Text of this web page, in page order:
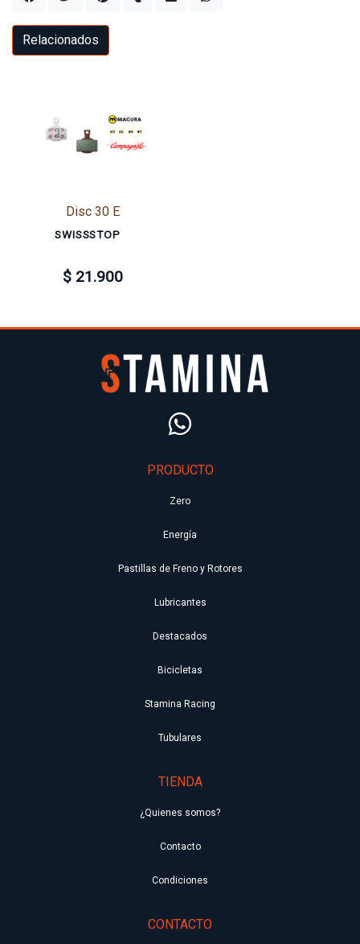
Disc 30 E
SWISSSTOP
$ 21.900
Relacionados
PRODUCTO
Zero
Energía
Pastillas de Freno y Rotores
Lubricantes
Destacados
Bicicletas
Stamina Racing
Tubulares
TIENDA
¿Quienes somos?
Contacto
Condiciones
CONTACTO